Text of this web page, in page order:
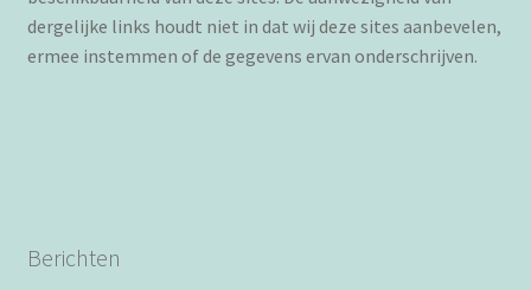
dergelijke links houdt niet in dat wij deze sites aanbevelen,
ermee instemmen of de gegevens ervan onderschrijven.
Berichten